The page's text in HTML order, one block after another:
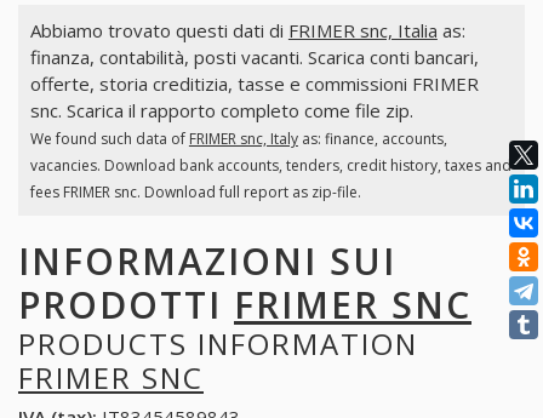
Abbiamo trovato questi dati di FRIMER snc, Italia as:
finanza, contabilità, posti vacanti. Scarica conti bancari,
offerte, storia creditizia, tasse e commissioni FRIMER
snc. Scarica il rapporto completo come file zip.
We found such data of FRIMER snc, Italyas: finance, accounts,
vacancies. Download bank accounts, tenders, credit history, taxes and
fees FRIMER snc. Download full report as zip-file.
INFORMAZIONI SUI
PRODOTTI FRIMER SNC
PRODUCTS INFORMATION
FRIMER SNC